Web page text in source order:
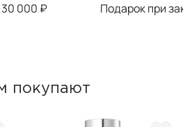
30 000 ₽ Подарок при
покупают